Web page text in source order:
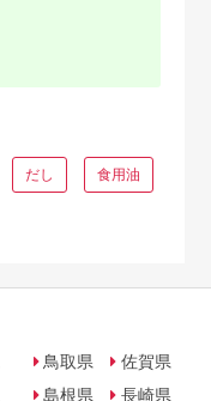
だし 食用油
鳥取県
島根県
佐賀県
長崎県